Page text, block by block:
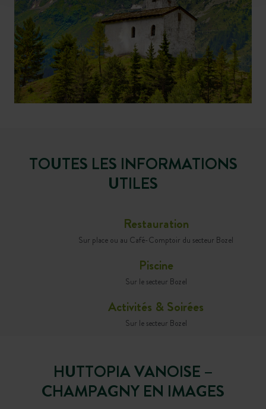
TOUTES LES INFORMATIONS
UTILES
Restauration
Sur place ou au Café-Comptoir du secteur Bozel
Piscine
Sur le secteur Bozel
Activités & Soirées
Sur le secteur Bozel
HUTTOPIA VANOISE –
CHAMPAGNY EN IMAGES